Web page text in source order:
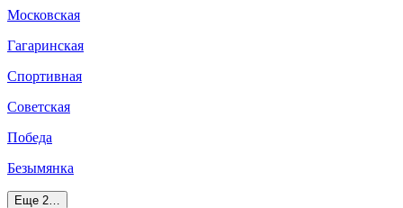
Московская
Гагаринская
Спортивная
Советская
Победа
Безымянка
Еще 2…